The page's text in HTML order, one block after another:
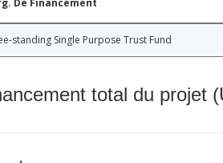
standing Single Purpose Trust Fund
total du projet